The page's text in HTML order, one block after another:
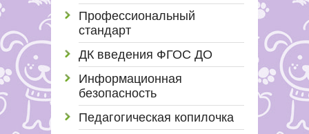
Профессиональный
стандарт
ДК введения ФГОС ДО
Информационная
безопасность
Педагогическая копилочка